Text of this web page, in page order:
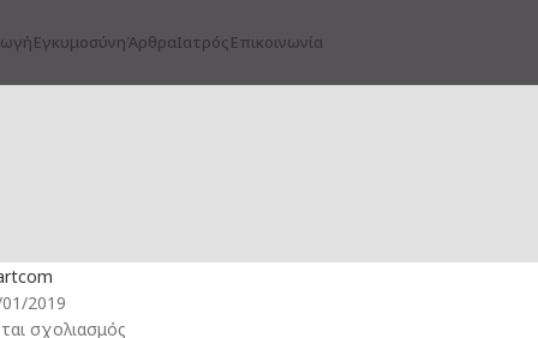
ΕγκυμοσύνηΆρθραΙατρόςΕπικοινωνία
2019
σχολιασμός